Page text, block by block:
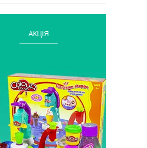
АКЦІЯ